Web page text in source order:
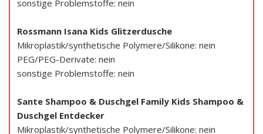
sonstige Problemstoffe: nein
Rossmann Isana Kids Glitzerdusche
Mikroplastik/synthetische Polymere/Silikone: nein
PEG/PEG-Derivate: nein
sonstige Problemstoffe: nein
Sante Shampoo & Duschgel Family Kids Shampoo &
Duschgel Entdecker
Mikroplastik/synthetische Polymere/Silikone: nein